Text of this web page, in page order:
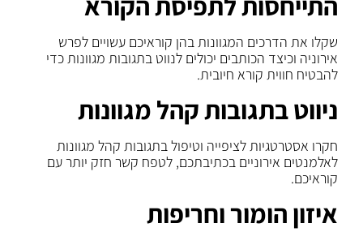
שקלו את הדרכים המגוונות בהן קוראיכם עשויים לפרש
אירוניה וכיצד הכותבים יכולים לנווט בתגובות מגוונות כדי
להבטיח חווית קורא חיובית.
ניווט בתגובות קהל מגוונות
חקרו אסטרטגיות לציפייה וטיפול בתגובות קהל מגוונות
לאלמנטים אירוניים בכתיבתכם, לטפח קשר חזק יותר עם
קוראיכם.
איזון הומור וחריפות